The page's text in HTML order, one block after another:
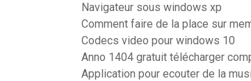
Navigateur sous windows xp
Comment faire de la place sur
Codecs video pour windows 10
Anno 1404 gratuit télécharger
Application pour ecouter de la